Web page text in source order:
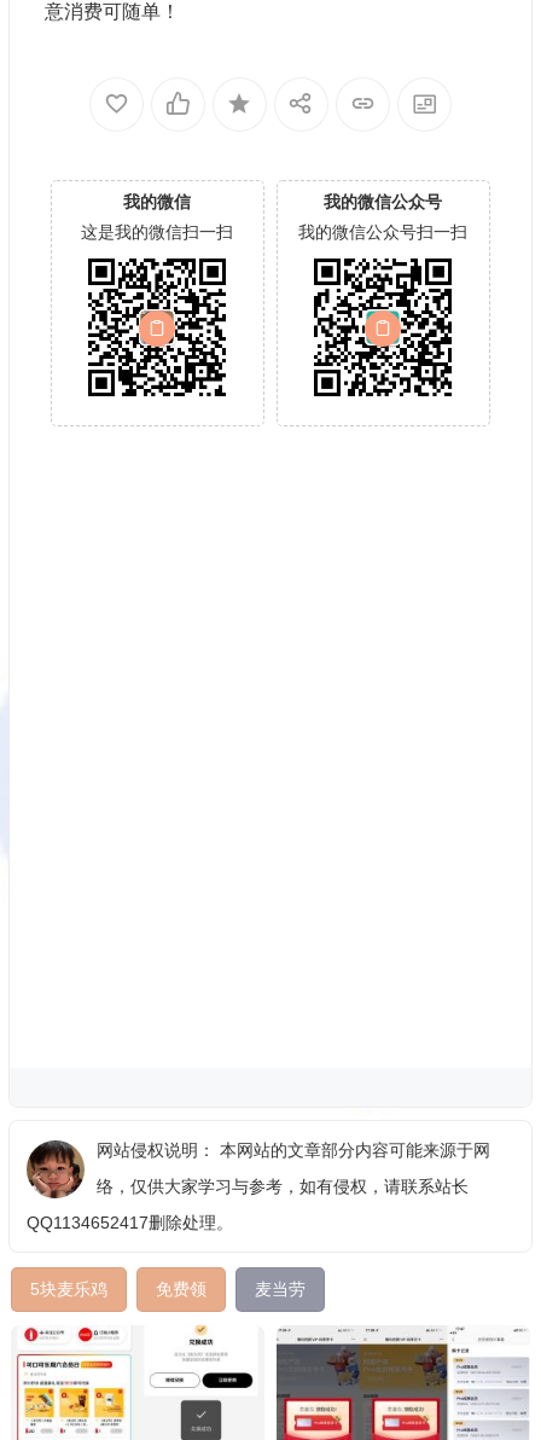
意消费可随单！
我的微信
这是我的微信扫一扫
我的微信公众号
我的微信公众号扫一扫
网站侵权说明： 本网站的文章部分内容可能来源于网
络，仅供大家学习与参考，如有侵权，请联系站长
QQ1134652417删除处理。
5块麦乐鸡 免费领 麦当劳